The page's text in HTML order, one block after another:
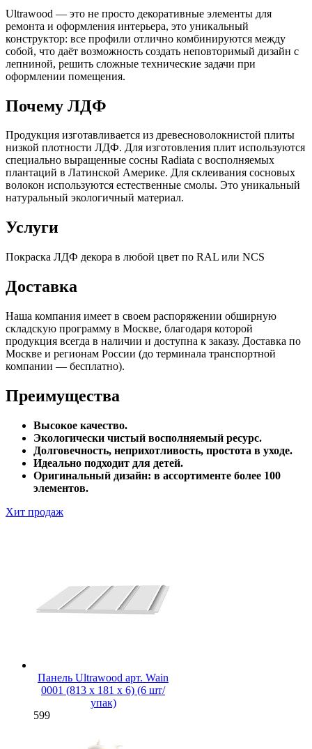
Ultrawood — это не просто декоративные элементы для
ремонта и оформления интерьера, это уникальный
конструктор: все профили отлично комбинируются между
собой, что даёт возможность создать неповторимый дизайн с
лепниной, решить сложные технические задачи при
оформлении помещения.
Почему ЛДФ
Продукция изготавливается из древесноволокнистой плиты
низкой плотности ЛДФ. Для изготовления плит используются
специально выращенные сосны Radiata с восполняемых
плантаций в Латинской Америке. Для склеивания сосновых
волокон используются естественные смолы. Это уникальный
натуральный экологичный материал.
Услуги
Покраска ЛДФ декора в любой цвет по RAL или NCS
Доставка
Наша компания имеет в своем распоряжении обширную
складскую программу в Москве, благодаря которой
продукция всегда в наличии и доступна к заказу. Доставка по
Москве и регионам России (до терминала транспортной
компании — бесплатно).
Преимущества
Высокое качество.
Экологически чистый восполняемый ресурс.
Долговечность, неприхотливость, простота в уходе.
Идеально подходит для детей.
Оригинальный дизайн: в ассортименте более 100
элементов.
Хит продаж
Панель Ultrawood арт. Wain
0001 (813 х 181 х 6) (6 шт/
упак)
599